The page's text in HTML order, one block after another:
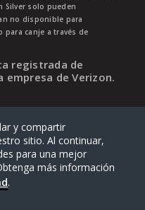
Silver solo pueden
no disponible para
para canje a través de
registrada de
empresa de Verizon.
y compartir
sitio. Al continuar,
para una mejor
más información
.